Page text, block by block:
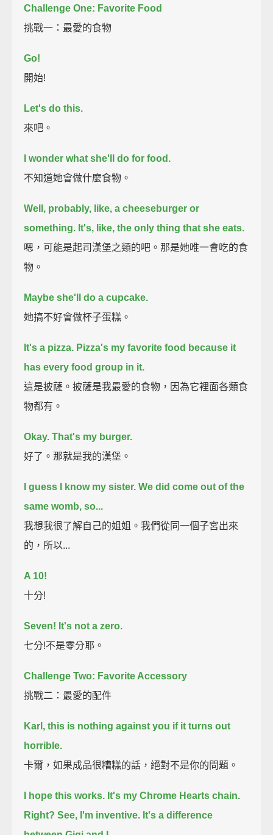
Challenge One: Favorite Food
挑戰一：最愛的食物
Go!
開始!
Let's do this.
來吧。
I wonder what she'll do for food.
不知道她會做什麼食物。
Well, probably, like, a cheeseburger or
something. It's, like, the only thing that she eats.
嗯，可能是起司漢堡之類的吧。那是她唯一會吃的食
物。
Maybe she'll do a cupcake.
她搞不好會做杯子蛋糕。
It's a pizza. Pizza's my favorite food because it
has every food group in it.
這是披薩。披薩是我最愛的食物，因為它裡面各類食
物都有。
Okay. That's my burger.
好了。那就是我的漢堡。
I guess I know my sister. We did come out of the
same womb, so...
我想我很了解自己的姐姐。我們從同一個子宮出來
的，所以...
A 10!
十分!
Seven! It's not a zero.
七分!不是零分耶。
Challenge Two: Favorite Accessory
挑戰二：最愛的配件
Karl, this is nothing against you if it turns out
horrible.
卡爾，如果成品很糟糕的話，絕對不是你的問題。
I hope this works. It's my Chrome Hearts chain.
Right? See, I'm inventive. It's a difference